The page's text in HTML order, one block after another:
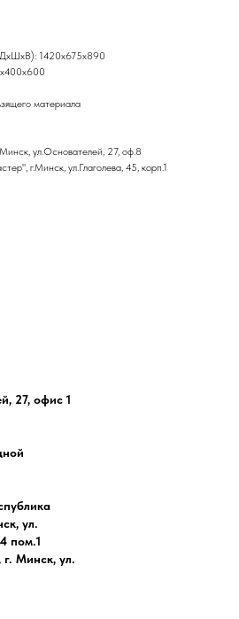
1420х675х890
материала
ул.Основателей, 27, оф.8
г.Минск, ул.Глаголева, 45, корп.1
27, офис 1
ул.
пом.1
г. Минск, ул.